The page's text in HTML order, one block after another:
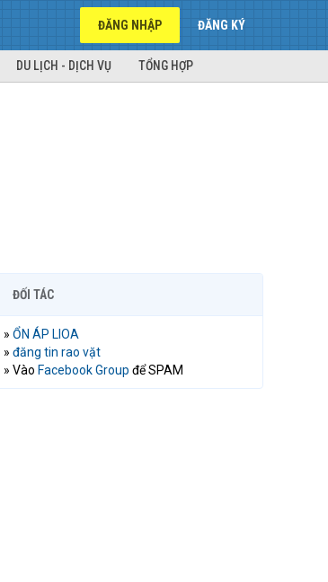
ĐĂNG NHẬP ĐĂNG KÝ
DU LỊCH - DỊCH VỤ TỔNG HỢP
ĐỐI TÁC
» ỔN ÁP LIOA
» đăng tin rao vặt
» Vào Facebook Group để SPAM